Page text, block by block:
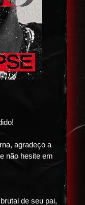
agradeço a
não hesite em
de seu pai,